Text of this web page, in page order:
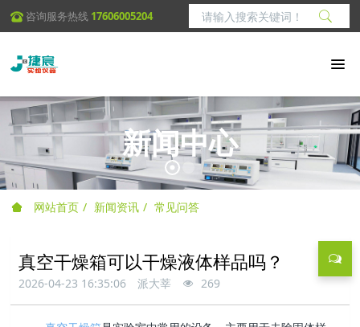
咨询服务热线 17606005204
新闻中心
网站首页 新闻资讯 常见问答
真空干燥箱可以干燥液体样品吗？
2026-04-23 16:35:06 派大莘 269